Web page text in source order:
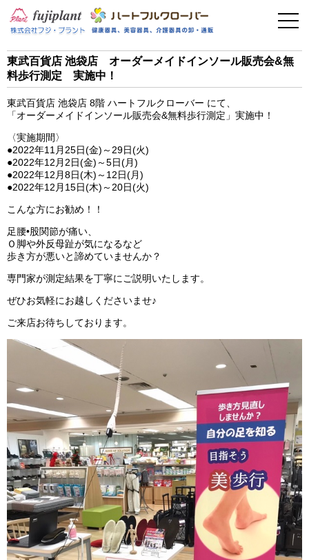
美容・その他
フィットネス
お問い合わせ
東武百貨店 池袋店 オーダーメイドインソール販売会&無
料歩行測定 実施中！
東武百貨店 池袋店 8階 ハートフルクローバー にて、
「オーダーメイドインソール販売会&無料歩行測定」実施中！
〈実施期間〉
●2022年11月25日(金)～29日(火)
●2022年12月2日(金)～5日(月)
●2022年12月8日(木)～12日(月)
●2022年12月15日(木)～20日(火)
こんな方にお勧め！！
足腰•股関節が痛い、
Ｏ脚や外反母趾が気になるなど
歩き方が悪いと諦めていませんか？
専門家が測定結果を丁寧にご説明いたします。
ぜひお気軽にお越しくださいませ♪
ご来店お待ちしております。